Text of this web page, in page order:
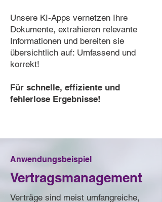
​​Unsere KI-Apps vernetzen Ihre
Dokumente, extrahieren relevante
Informationen und bereiten sie
übersichtlich auf: Umfassend und
korrekt!
​Für schnelle, effiziente und
fehlerlose Ergebnisse!
Anwendungsbeispiel
Vertragsmanagement
Verträge sind meist umfangreiche,